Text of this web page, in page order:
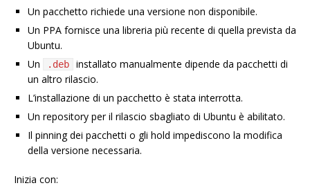
Un pacchetto richiede una versione non disponibile.
Un PPA fornisce una libreria più recente di quella prevista da
Ubuntu.
Un
.deb
installato manualmente dipende da pacchetti di
un altro rilascio.
L’installazione di un pacchetto è stata interrotta.
Un repository per il rilascio sbagliato di Ubuntu è abilitato.
Il pinning dei pacchetti o gli hold impediscono la modifica
della versione necessaria.
Inizia con: